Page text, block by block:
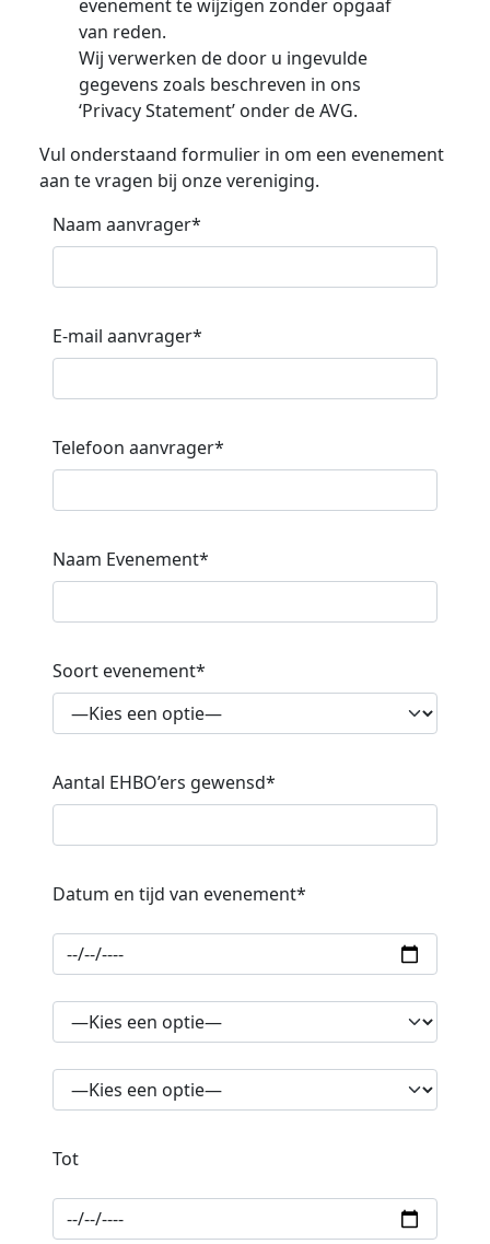
evenement te wijzigen zonder opgaaf
van reden.
Wij verwerken de door u ingevulde
gegevens zoals beschreven in ons
‘Privacy Statement’ onder de AVG.
Vul onderstaand formulier in om een evenement
aan te vragen bij onze vereniging.
Naam aanvrager*
E-mail aanvrager*
Telefoon aanvrager*
Naam Evenement*
Soort evenement*
Aantal EHBO’ers gewensd*
Datum en tijd van evenement*
Tot